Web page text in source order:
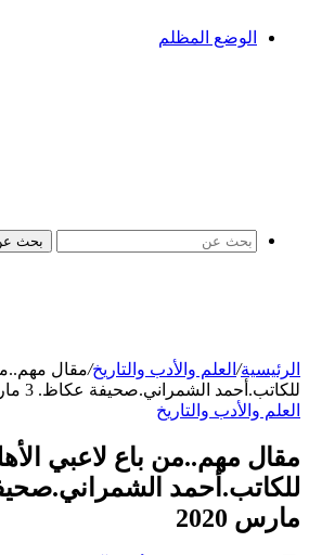
الوضع المظلم
بحث
الرئيسية/ العلم والأدب والتاريخ/مقال
للكاتب.أحمد الشمراني.صحيفة عكاظ. 3 مارس 2020
العلم والأدب والتاريخ
مقال مهم..من باع لاعبي
مارس 2020